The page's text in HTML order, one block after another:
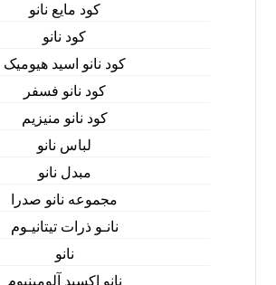
کود مایع نانو
کود نانو
کود نانو اسید هیومیک
کود نانو فسفر
کود نانو منیزیم
لباس نانو
مبدل نانو
مجموعه نانو صدرا
نانـو ذرات تیتانیـوم
نانو
نانو اکسید آلومینیوم